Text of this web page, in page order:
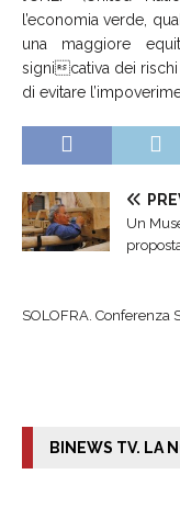
l’economia verde,
una maggiore
signicativa dei
di evitare
Un
SOLOFRA. Conferenza
BINEWS TV. LA